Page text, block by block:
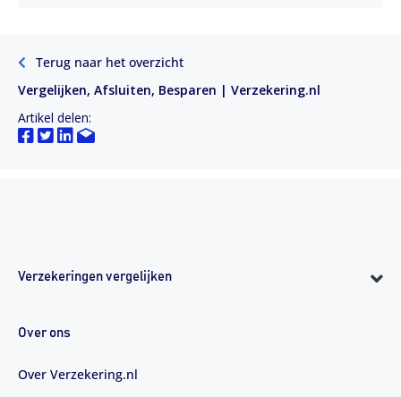
Terug naar het overzicht
Vergelijken, Afsluiten, Besparen | Verzekering.nl
Artikel delen:
Verzekeringen vergelijken
Over ons
Over Verzekering.nl